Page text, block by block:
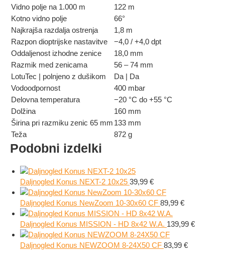
Vidno polje na 1.000 m
122 m
Kotno vidno polje
66°
Najkrajša razdalja ostrenja
1,8 m
Razpon dioptrijske nastavitve
−4,0 / +4,0 dpt
Oddaljenost izhodne zenice
18,0 mm
Razmik med zenicama
56 – 74 mm
LotuTec | polnjeno z dušikom
Da | Da
Vodoodpornost
400 mbar
Delovna temperatura
−20 °C do +55 °C
Dolžina
160 mm
Širina pri razmiku zenic 65 mm 133 mm
Teža
872 g
Podobni izdelki
Daljnogled Konus NEXT-2 10x25 39,99 €
Daljnogled Konus NewZoom 10-30x60 CF 89,99 €
Daljnogled Konus MISSION - HD 8x42 W.A. 139,99 €
Daljnogled Konus NEWZOOM 8-24X50 CF 83,99 €